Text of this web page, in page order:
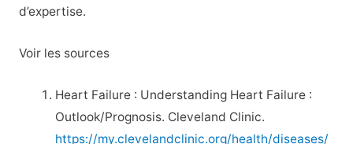
d’expertise.
Voir les sources
Heart Failure : Understanding Heart Failure :
Outlook/Prognosis. Cleveland Clinic.
https://my.clevelandclinic.org/health/diseases/